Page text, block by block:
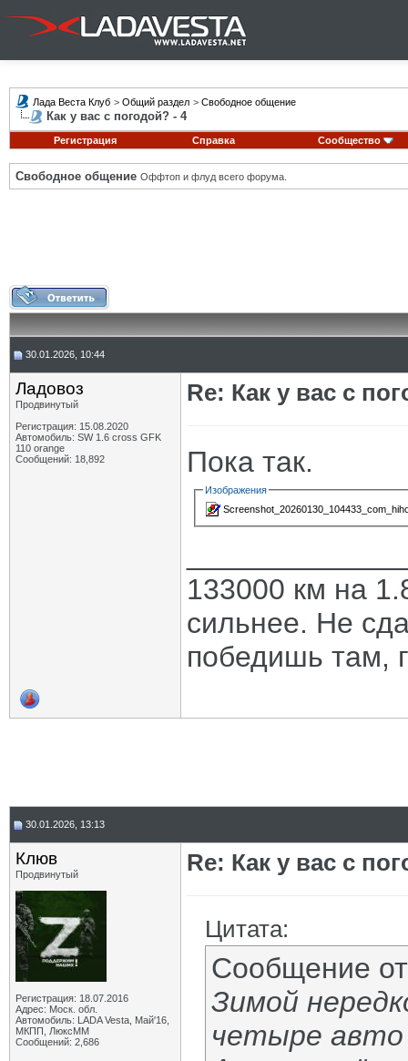
Лада Веста Клуб > Общий раздел > Свободное общение
Как у вас с погодой? - 4
Регистрация Справка Сообщество
Свободное общение Оффтоп и флуд всего форума.
30.01.2026, 10:44
Ладовоз
Продвинутый
Регистрация: 15.08.2020
Автомобиль: SW 1.6 cross GFK
110 orange
Сообщений: 18,892
Re: Как у вас с
Пока так.
Изображения
133000 км на
сильнее. Не
победишь там,
30.01.2026, 13:13
Клюв
Продвинутый
Регистрация: 18.07.2016
Адрес: Моск. обл.
Автомобиль: LADA Vesta, Май'16,
МКПП, ЛюксММ
Сообщений: 2,686
Re: Как у вас с
Цитата:
Сообщение
Зимой
четыре